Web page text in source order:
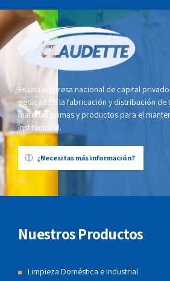
Es una empresa nacional de capital
dedicada a la fabricación y distribución de
materias primas y productos para el
institucional.
¿Necesitas más información?
Nuestros Productos
Limpieza Doméstica e Industrial